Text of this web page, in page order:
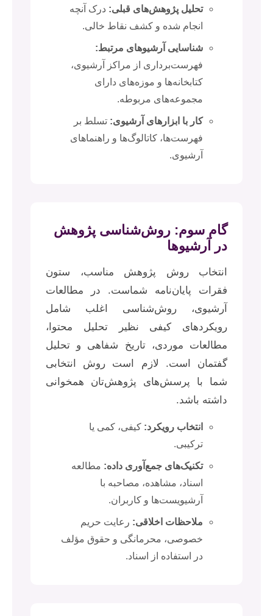
تحلیل پژوهش‌های قبلی: درک آنچه
انجام شده و کشف نقاط خالی.
شناسایی آرشیوهای مرتبط:
فهرست‌برداری از مراکز آرشیوی،
کتابخانه‌ها و موزه‌های دارای
مجموعه‌های مربوطه.
کار با ابزارهای آرشیوی: تسلط بر
فهرست‌ها، کاتالوگ‌ها و راهنماهای
آرشیوی.
گام سوم: روش‌شناسی پژوهش
در آرشیوها
انتخاب روش پژوهش مناسب، ستون
فقرات پایان‌نامه شماست. در مطالعات
آرشیوی، روش‌شناسی اغلب شامل
رویکردهای کیفی نظیر تحلیل محتوا،
مطالعات موردی، تاریخ شفاهی و تحلیل
گفتمان است. لازم است روش انتخابی
شما با پرسش‌های پژوهش‌تان همخوانی
داشته باشد.
انتخاب رویکرد: کیفی، کمی یا
ترکیبی.
تکنیک‌های جمع‌آوری داده: مطالعه
اسناد، مشاهده، مصاحبه با
آرشیویست‌ها و کاربران.
ملاحظات اخلاقی: رعایت حریم
خصوصی، محرمانگی و حقوق مؤلف
در استفاده از اسناد.